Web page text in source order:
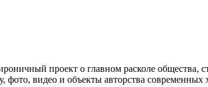
проект о главном расколе общества,
видео и объекты авторства современных